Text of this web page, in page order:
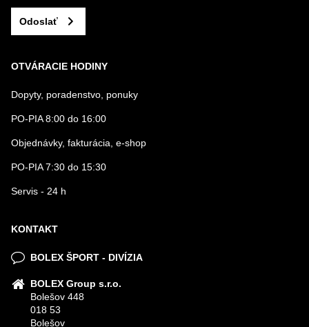
Odoslať
OTVÁRACIE HODINY
Dopyty, poradenstvo, ponuky
PO-PIA 8:00 do 16:00
Objednávky, fakturácia, e-shop
PO-PIA 7:30 do 15:30
Servis - 24 h
KONTAKT
BOLEX ŠPORT - DIVÍZIA
BOLEX Group s.r.o.
Bolešov 448
018 53
Bolešov